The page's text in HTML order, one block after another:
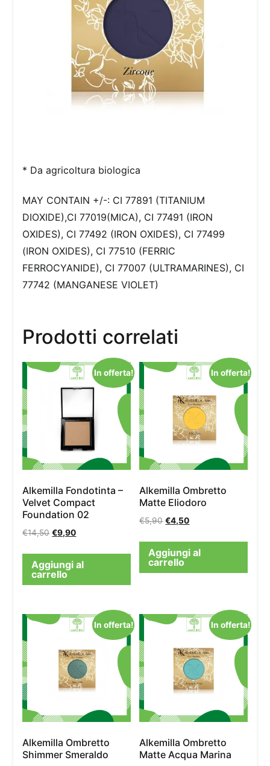
* Da agricoltura biologica
MAY CONTAIN +/-: CI 77891 (TITANIUM
DIOXIDE),CI 77019(MICA), CI 77491 (IRON
OXIDES), CI 77492 (IRON OXIDES), CI 77499
(IRON OXIDES), CI 77510 (FERRIC
FERROCYANIDE), CI 77007 (ULTRAMARINES), CI
77742 (MANGANESE VIOLET)
Prodotti correlati
In offerta!
Alkemilla Fondotinta –
Velvet Compact
Foundation 02
€14,50 €9,90
Aggiungi al
carrello
In offerta!
Alkemilla Ombretto
Matte Eliodoro
€5,90 €4,50
Aggiungi al
carrello
In offerta!
Alkemilla Ombretto
Shimmer Smeraldo
In offerta!
Alkemilla Ombretto
Matte Acqua Marina